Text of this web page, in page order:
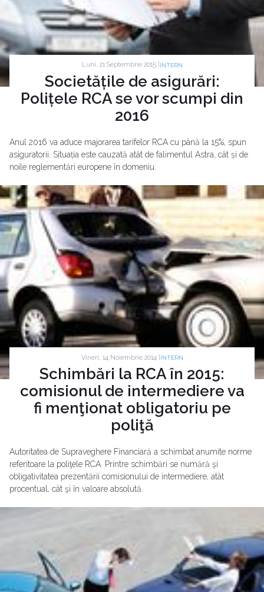
Luni, 21 Septembrie 2015 | INTERN
Societățile de asigurări:
Polițele RCA se vor scumpi din
2016
Anul 2016 va aduce majorarea tarifelor RCA cu până la 15%, spun
asiguratorii. Situația este cauzată atât de falimentul Astra, cât și de
noile reglementări europene în domeniu.
Vineri, 14 Noiembrie 2014 | INTERN
Schimbări la RCA în 2015:
comisionul de intermediere va
fi menţionat obligatoriu pe
poliţă
Autoritatea de Supraveghere Financiară a schimbat anumite norme
referitoare la poliţele RCA. Printre schimbări se numără şi
obligativitatea prezentării comisionului de intermediere, atât
procentual, cât şi în valoare absolută.